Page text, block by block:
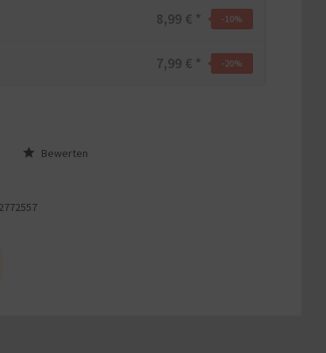
8,99 € * -10%
7,99 € * -20%
Bewerten